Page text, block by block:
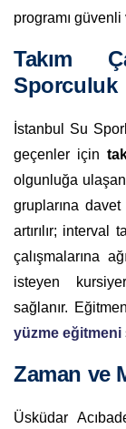
programı
Takım
Sporculuk
İstanbul Su
geçenler için
olgunluğa
gruplarına
artırılır; interval
çalışmalarına
isteyen
sağlanır.
yüzme eğitmeni
Zaman ve
Üsküdar